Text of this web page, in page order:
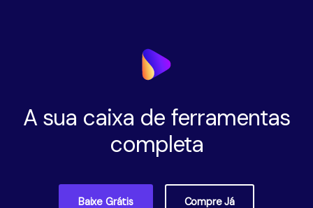
A sua caixa de ferramentas
completa
Baixe Grátis Compre Já